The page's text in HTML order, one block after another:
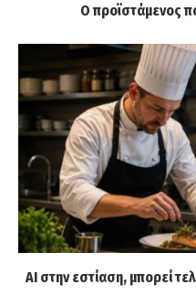
Ο προϊστάμενος
AI στην εστίαση, μπορεί